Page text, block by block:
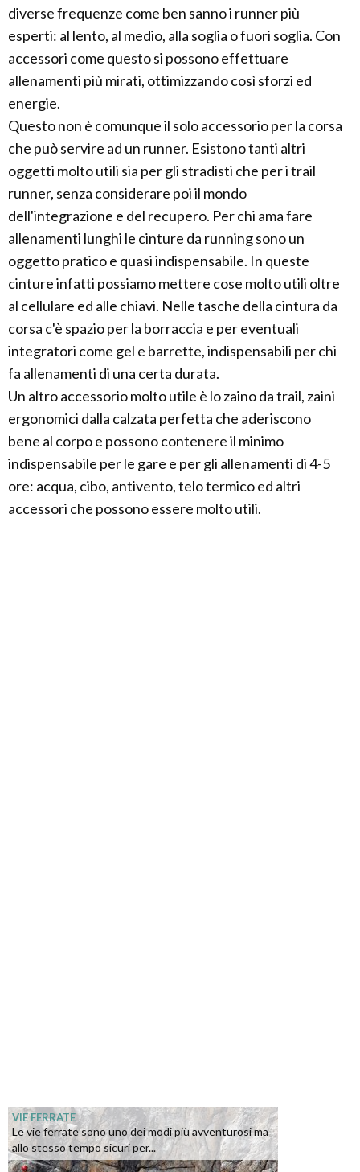
diverse frequenze come ben sanno i runner più
esperti: al lento, al medio, alla soglia o fuori soglia. Con
accessori come questo si possono effettuare
allenamenti più mirati, ottimizzando così sforzi ed
energie.
Questo non è comunque il solo accessorio per la corsa
che può servire ad un runner. Esistono tanti altri
oggetti molto utili sia per gli stradisti che per i trail
runner, senza considerare poi il mondo
dell'integrazione e del recupero. Per chi ama fare
allenamenti lunghi le cinture da running sono un
oggetto pratico e quasi indispensabile. In queste
cinture infatti possiamo mettere cose molto utili oltre
al cellulare ed alle chiavi. Nelle tasche della cintura da
corsa c'è spazio per la borraccia e per eventuali
integratori come gel e barrette, indispensabili per chi
fa allenamenti di una certa durata.
Un altro accessorio molto utile è lo zaino da trail, zaini
ergonomici dalla calzata perfetta che aderiscono
bene al corpo e possono contenere il minimo
indispensabile per le gare e per gli allenamenti di 4-5
ore: acqua, cibo, antivento, telo termico ed altri
accessori che possono essere molto utili.
VIE FERRATE
Le vie ferrate sono uno dei modi più avventurosi ma
allo stesso tempo sicuri per...